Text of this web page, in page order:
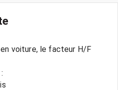
voiture, le facteur H/F